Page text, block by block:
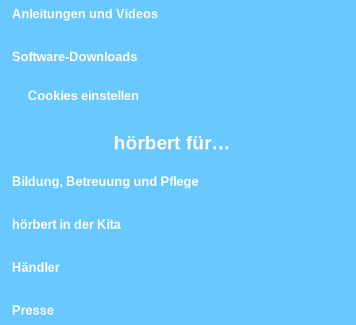
Anleitungen und Videos
Software-Downloads
Cookies einstellen
hörbert für…
Bildung, Betreuung und Pflege
hörbert in der Kita
Händler
Presse